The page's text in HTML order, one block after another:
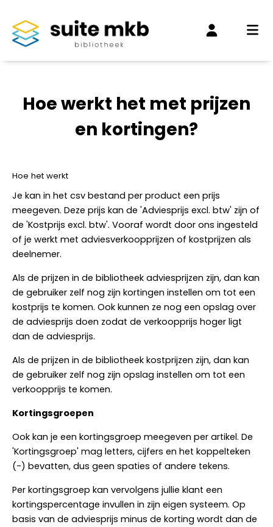
Hoe werkt het met prijzen
en kortingen?
Hoe het werkt
Je kan in het csv bestand per product een prijs
meegeven. Deze prijs kan de 'Adviesprijs excl. btw' zijn of
de 'Kostprijs excl. btw'. Vooraf wordt door ons ingesteld
of je werkt met adviesverkoopprijzen of kostprijzen als
deelnemer.
Als de prijzen in de bibliotheek adviesprijzen zijn, dan kan
de gebruiker zelf nog zijn kortingen instellen om tot een
kostprijs te komen. Ook kunnen ze nog een opslag over
de adviesprijs doen zodat de verkoopprijs hoger ligt
dan de adviesprijs.
Als de prijzen in de bibliotheek kostprijzen zijn, dan kan
de gebruiker zelf nog zijn opslag instellen om tot een
verkoopprijs te komen.
Kortingsgroepen
Ook kan je een kortingsgroep meegeven per artikel. De
'Kortingsgroep' mag letters, cijfers en het koppelteken
(-) bevatten, dus geen spaties of andere tekens.
Per kortingsgroep kan vervolgens jullie klant een
kortingspercentage invullen in zijn eigen systeem. Op
basis van de adviesprijs minus de korting wordt dan de